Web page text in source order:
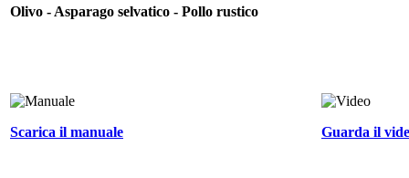
Olivo - Asparago selvatico - Pollo rustico
Scarica il manuale Guarda il